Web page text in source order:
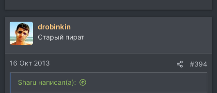
drobinkin
Старый пират
16 Окт 2013 #394
Sharu написал(а):